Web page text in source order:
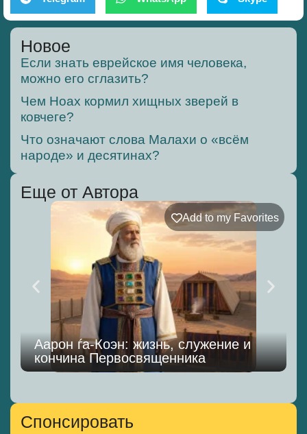
Новое
Если знать еврейское имя человека,
можно его сглазить?
Чем Ноах кормил хищных зверей в
ковчеге?
Что означают слова Малахи о «всём
народе» и десятинах?
Еще от Автора
Add to my Favorites
Аарон ѓа-Коэн: жизнь, служение и
кончина Первосвященника
Спонсировать